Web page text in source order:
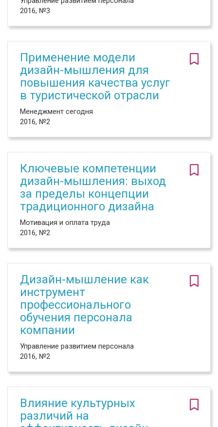
2016, №3
Применение модели
дизайн-мышления для
повышения качества услуг
в туристической отрасли
Менеджмент сегодня
2016, №2
Ключевые компетенции
дизайн-мышления: выход
за пределы концепции
традиционного дизайна
Мотивация и оплата труда
2016, №2
Дизайн-мышление как
инструмент
профессионального
обучения персонала
компании
Управление развитием персонала
2016, №2
Влияние культурных
различий на